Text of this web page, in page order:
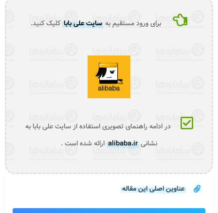
برای ورود مستقیم بهسایت علی باباکلیک کنید.
در ادامه راهنمای تصویری استفاده از سایت علی بابا به
alibaba.irارائه شده است .
عناوین اصلی این مقاله